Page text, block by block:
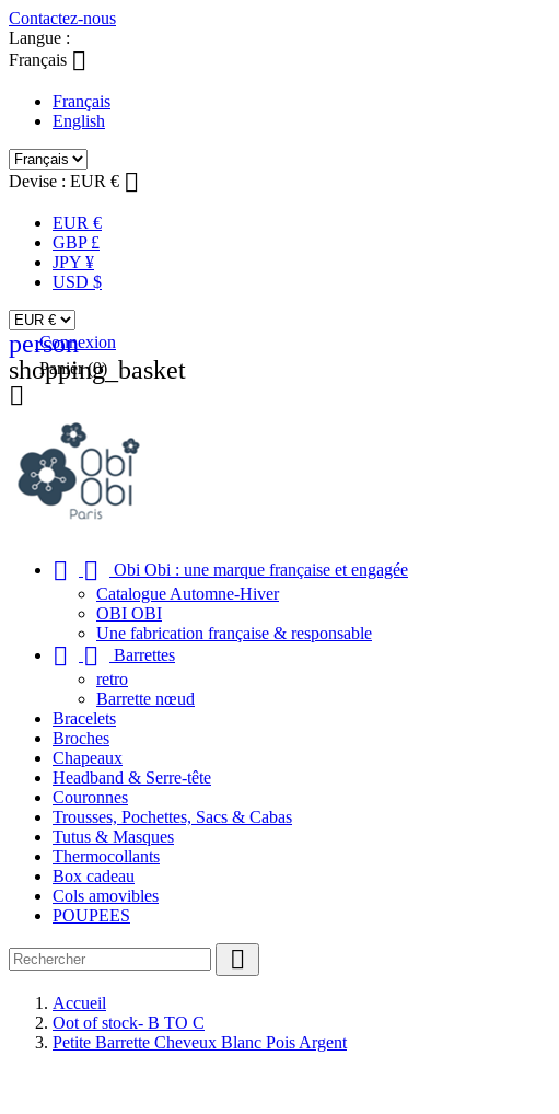
Contactez-nous
Langue :
Français 
Français
English
Devise : EUR € 
EUR €
GBP £
JPY ¥
USD $
person
Connexion
shopping_basket
Panier (0)

 
Obi Obi : une marque française et engagée
Catalogue Automne-Hiver
OBI OBI
Une fabrication française & responsable
 
Barrettes
retro
Barrette nœud
Bracelets
Broches
Chapeaux
Headband & Serre-tête
Couronnes
Trousses, Pochettes, Sacs & Cabas
Tutus & Masques
Thermocollants
Box cadeau
Cols amovibles
POUPEES

Accueil
Oot of stock- B TO C
Petite Barrette Cheveux Blanc Pois Argent